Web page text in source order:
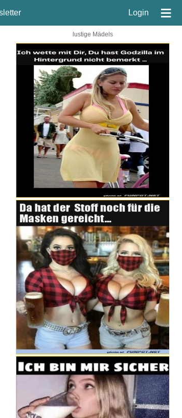
Login ≡
lustige Mädels